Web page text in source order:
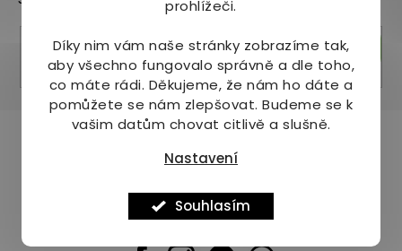
prohlížeči.
Díky nim vám naše stránky zobrazíme tak,
aby všechno fungovalo správně a dle toho,
co máte rádi. Děkujeme, že nám ho dáte a
pomůžete se nám zlepšovat. Budeme se k
vašim datům chovat citlivě a slušně.
Nastavení
Souhlasím
Přihlásit se
Pomůžeme vám s výběrem
Potřebujete s něčím poradit? Jsme tu pro vás!
+420 736 708 220
info@mj-krasazdravi.cz